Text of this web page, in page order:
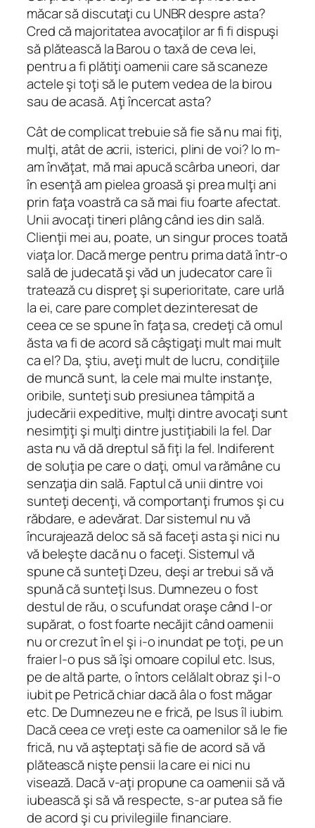
măcar să discutaţi cu UNBR despre asta?
Cred că majoritatea avocaţilor ar fi fi dispuşi
să plătească la Barou o taxă de ceva lei,
pentru a fi plătiţi oamenii care să scaneze
actele şi toţi să le putem vedea de la birou
sau de acasă. Aţi încercat asta?
Cât de complicat trebuie să fie să nu mai fiţi,
mulţi, atât de acrii, isterici, plini de voi? Io m-
am învăţat, mă mai apucă scârba uneori, dar
în esenţă am pielea groasă şi prea mulţi ani
prin faţa voastră ca să mai fiu foarte afectat.
Unii avocaţi tineri plâng când ies din sală.
Clienţii mei au, poate, un singur proces toată
viaţa lor. Dacă merge pentru prima dată într-o
sală de judecată şi văd un judecator care îi
tratează cu dispreţ şi superioritate, care urlă
la ei, care pare complet dezinteresat de
ceea ce se spune în faţa sa, credeţi că omul
ăsta va fi de acord să câştigaţi mult mai mult
ca el? Da, ştiu, aveţi mult de lucru, condiţiile
de muncă sunt, la cele mai multe instanţe,
oribile, sunteţi sub presiunea tâmpită a
judecării expeditive, mulţi dintre avocaţi sunt
nesimţiţi şi mulţi dintre justiţiabili la fel. Dar
asta nu vă dă dreptul să fiţi la fel. Indiferent
de soluţia pe care o daţi, omul va rămâne cu
senzaţia din sală. Faptul că unii dintre voi
sunteţi decenţi, vă comportanţi frumos şi cu
răbdare, e adevărat. Dar sistemul nu vă
încurajează deloc să să faceţi asta şi nici nu
vă beleşte dacă nu o faceţi. Sistemul vă
spune că sunteţi Dzeu, deşi ar trebui să vă
spună că sunteţi Isus. Dumnezeu o fost
destul de rău, o scufundat oraşe când l-or
supărat, o fost foarte necăjit când oamenii
nu or crezut în el şi i-o inundat pe toţi, pe un
fraier l-o pus să îşi omoare copilul etc. Isus,
pe de altă parte, o întors celălalt obraz şi l-o
iubit pe Petrică chiar dacă âla o fost măgar
etc. De Dumnezeu ne e frică, pe Isus îl iubim.
Dacă ceea ce vreţi este ca oamenilor să le fie
frică, nu vă aşteptaţi să fie de acord să vă
plătească nişte pensii la care ei nici nu
visează. Dacă v-aţi propune ca oamenii să vă
iubească şi să vă respecte, s-ar putea să fie
de acord şi cu privilegiile financiare.